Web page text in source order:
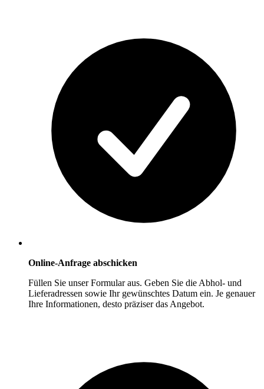
Online-Anfrage abschicken
Füllen Sie unser Formular aus. Geben Sie die Abhol- und
Lieferadressen sowie Ihr gewünschtes Datum ein. Je genauer
Ihre Informationen, desto präziser das Angebot.